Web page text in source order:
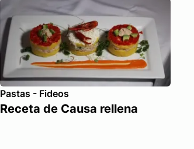
Pastas - Fideos
Receta de Causa rellena